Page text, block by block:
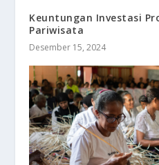
Keuntungan Investasi
Pariwisata
Desember 15, 2024